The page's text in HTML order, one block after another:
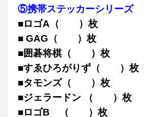
⑤携帯ステッカーシリーズ
■ロゴA（ ）枚
■ GAG（
）枚
■囲碁将棋（
）枚
■すゑひろがりず（
）枚
■タモンズ（
）枚
■ジェラードン （ ）枚
■ロゴB （ ）枚